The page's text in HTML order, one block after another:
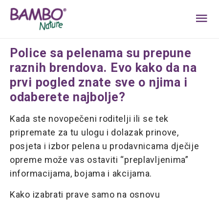
Police sa pelenama su prepune
raznih brendova. Evo kako da na
prvi pogled znate sve o njima i
odaberete najbolje?
Kada ste novopečeni roditelji ili se tek
pripremate za tu ulogu i dolazak prinove,
posjeta i izbor pelena u prodavnicama dječije
opreme može vas ostaviti “preplavljenima”
informacijama, bojama i akcijama.
Kako izabrati prave samo na osnovu